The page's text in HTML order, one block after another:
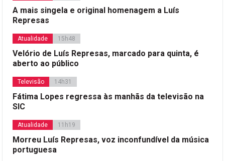
A mais singela e original homenagem a Luís
Represas
Atualidade 15h48
Velório de Luís Represas, marcado para quinta, é
aberto ao público
Televisão 14h31
Fátima Lopes regressa às manhãs da televisão na
SIC
Atualidade 11h19
Morreu Luís Represas, voz inconfundível da música
portuguesa